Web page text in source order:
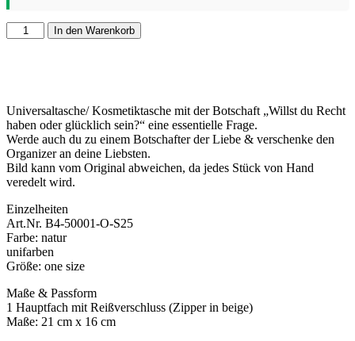
In den Warenkorb
Universaltasche/ Kosmetiktasche mit der Botschaft „Willst du Recht
haben oder glücklich sein?“ eine essentielle Frage.
Werde auch du zu einem Botschafter der Liebe & verschenke den
Organizer an deine Liebsten.
Bild kann vom Original abweichen, da jedes Stück von Hand
veredelt wird.
Einzelheiten
Art.Nr. B4-50001-O-S25
Farbe: natur
unifarben
Größe: one size
Maße & Passform
1 Hauptfach mit Reißverschluss (Zipper in beige)
Maße: 21 cm x 16 cm